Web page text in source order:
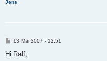
Jens
B13 Mai 2007 - 12:51
Hi Ralf,